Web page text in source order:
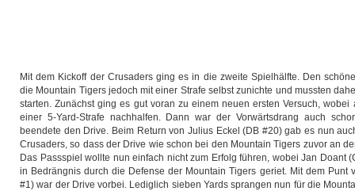
Mit dem Kickoff der Crusaders ging es in die zweite Spielhälfte. Den
die Mountain Tigers jedoch mit einer Strafe selbst zunichte und mussten
starten. Zunächst ging es gut voran zu einem neuen ersten Versuch, wobei
einer 5-Yard-Strafe nachhalfen. Dann war der Vorwärtsdrang auch
beendete den Drive. Beim Return von Julius Eckel (DB #20) gab es nun
Crusaders, so dass der Drive wie schon bei den Mountain Tigers zuvor an
Das Passspiel wollte nun einfach nicht zum Erfolg führen, wobei Jan Doant
in Bedrängnis durch die Defense der Mountain Tigers geriet. Mit dem Punt
#1) war der Drive vorbei. Lediglich sieben Yards sprangen nun für die